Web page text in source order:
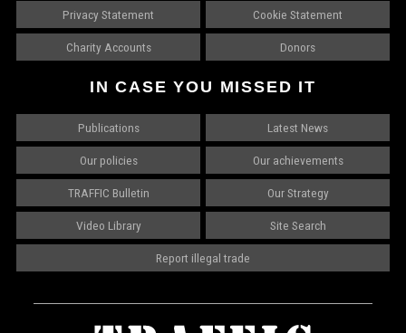
Privacy Statement Cookie Statement
Charity Accounts Donors
IN CASE YOU MISSED IT
Publications Latest News
Our policies Our achievements
TRAFFIC Bulletin Our Strategy
Video Library Site Search
Report illegal trade